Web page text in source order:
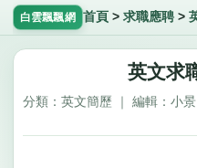
白雲飄飄網 首頁 > 求職應聘>
英文求
分類：英文簡歷 ｜ 編輯：小景